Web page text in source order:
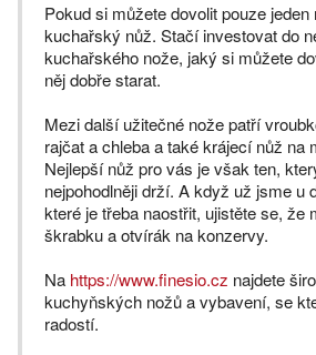
Pokud si můžete dovolit pouze
kuchařský nůž. Stačí investovat do
kuchařského nože, jaký si můžete
něj dobře starat.
Mezi další užitečné nože patří
rajčat a chleba a také krájecí nůž na
Nejlepší nůž pro vás je však ten,
nejpohodlněji drží. A když už jsme u
které je třeba naostřit, ujistěte se, že
škrabku a otvírák na konzervy.
Na https://www.finesio.cz najdete
kuchyňských nožů a vybavení, se
radostí.